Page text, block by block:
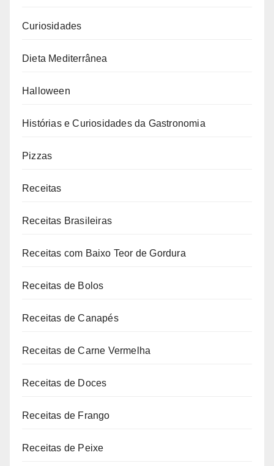
Curiosidades
Dieta Mediterrânea
Halloween
Histórias e Curiosidades da Gastronomia
Pizzas
Receitas
Receitas Brasileiras
Receitas com Baixo Teor de Gordura
Receitas de Bolos
Receitas de Canapés
Receitas de Carne Vermelha
Receitas de Doces
Receitas de Frango
Receitas de Peixe